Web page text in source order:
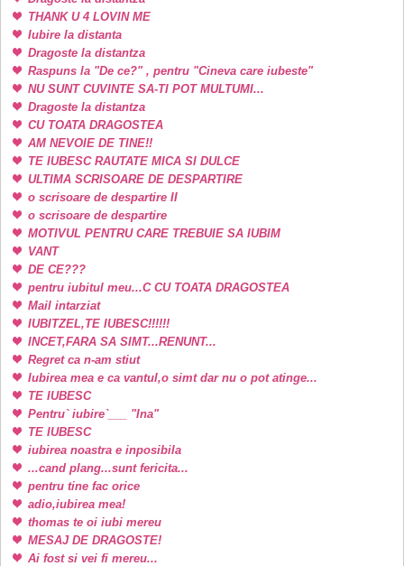
THANK U 4 LOVIN ME
Iubire la distanta
Dragoste la distantza
Raspuns la "De ce?" , pentru "Cineva care iubeste"
NU SUNT CUVINTE SA-TI POT MULTUMI...
Dragoste la distantza
CU TOATA DRAGOSTEA
AM NEVOIE DE TINE!!
TE IUBESC RAUTATE MICA SI DULCE
ULTIMA SCRISOARE DE DESPARTIRE
o scrisoare de despartire II
o scrisoare de despartire
MOTIVUL PENTRU CARE TREBUIE SA IUBIM
VANT
DE CE???
pentru iubitul meu...C CU TOATA DRAGOSTEA
Mail intarziat
IUBITZEL,TE IUBESC!!!!!!
INCET,FARA SA SIMT...RENUNT...
Regret ca n-am stiut
Iubirea mea e ca vantul,o simt dar nu o pot atinge...
TE IUBESC
Pentru` iubire`___ "Ina"
TE IUBESC
iubirea noastra e inposibila
...cand plang...sunt fericita...
pentru tine fac orice
adio,iubirea mea!
thomas te oi iubi mereu
MESAJ DE DRAGOSTE!
Ai fost si vei fi mereu...